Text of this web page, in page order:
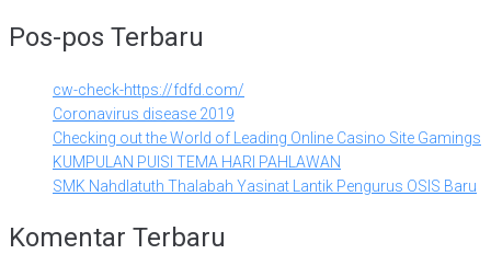
Pos-pos Terbaru
cw-check-https://fdfd.com/
Coronavirus disease 2019
Checking out the World of Leading Online Casino Site Gamings
KUMPULAN PUISI TEMA HARI PAHLAWAN
SMK Nahdlatuth Thalabah Yasinat Lantik Pengurus OSIS Baru
Komentar Terbaru